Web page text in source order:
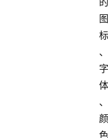
图
标
、
字
体
、
颜
色